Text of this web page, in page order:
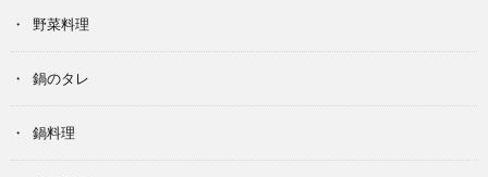
野菜料理
鍋のタレ
鍋料理